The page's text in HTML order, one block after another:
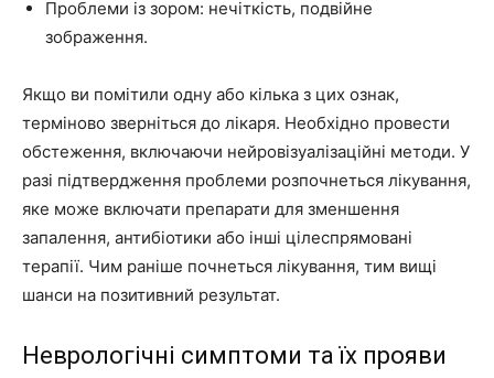
Проблеми із зором: нечіткість, подвійне
зображення.
Якщо ви помітили одну або кілька з цих ознак,
терміново зверніться до лікаря. Необхідно провести
обстеження, включаючи нейровізуалізаційні методи. У
разі підтвердження проблеми розпочнеться лікування,
яке може включати препарати для зменшення
запалення, антибіотики або інші цілеспрямовані
терапії. Чим раніше почнеться лікування, тим вищі
шанси на позитивний результат.
Неврологічні симптоми та їх прояви